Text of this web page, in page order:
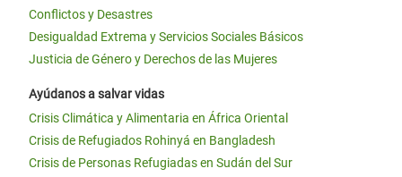
Conflictos y Desastres
Desigualdad Extrema y Servicios Sociales Básicos
Justicia de Género y Derechos de las Mujeres
Ayúdanos a salvar vidas
Crisis Climática y Alimentaria en África Oriental
Crisis de Refugiados Rohinyá en Bangladesh
Crisis de Personas Refugiadas en Sudán del Sur